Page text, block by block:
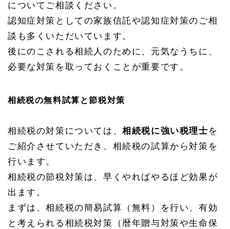
についてご相談ください。
認知症対策としての家族信託や認知症対策のご相
談も多くいただいています。
後にのこされる相続人のために、元気なうちに、
必要な対策を取っておくことが重要です。
相続税の無料試算と節税対策
相続税の対策については、相続税に強い税理士 を
ご紹介させていただき、相続税の試算から対策を
行います。
相続税の節税対策は、早くやればやるほど効果が
出ます。
まずは、相続税の簡易試算（無料）を行い、有効
と考えられる相続税対策（暦年贈与対策や生命保